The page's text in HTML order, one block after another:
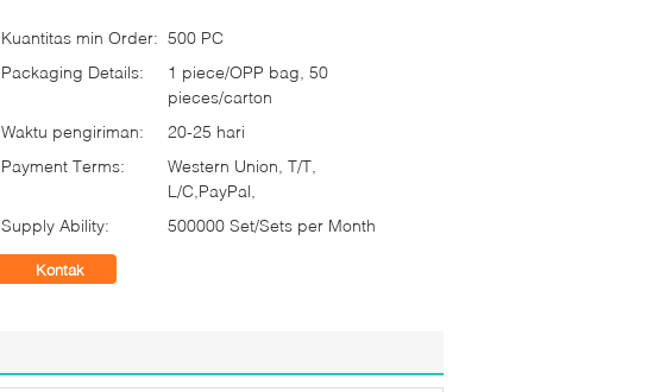
Kuantitas min Order: 500 PC
Packaging Details:
1 piece/OPP bag, 50
pieces/carton
Waktu pengiriman:
20-25 hari
Payment Terms:
Western Union, T/T,
L/C,PayPal,
Supply Ability:
500000 Set/Sets per Month
Kontak